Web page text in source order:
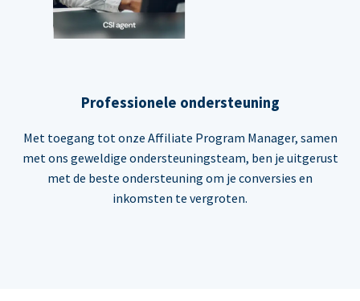
Professionele ondersteuning
Met toegang tot onze Affiliate Program Manager, samen
met ons geweldige ondersteuningsteam, ben je uitgerust
met de beste ondersteuning om je conversies en
inkomsten te vergroten.